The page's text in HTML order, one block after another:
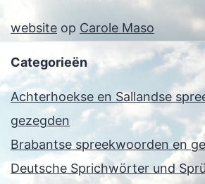
website op Carole Maso
Categorieën
Achterhoekse en Sallandse
gezegden
Brabantse spreekwoorden en
Deutsche Sprichwörter und